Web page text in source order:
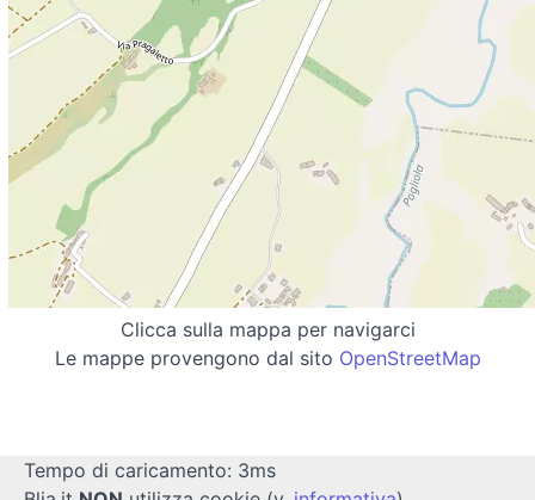
Clicca sulla mappa per navigarci
Le mappe provengono dal sito OpenStreetMap
Tempo di caricamento: 3ms